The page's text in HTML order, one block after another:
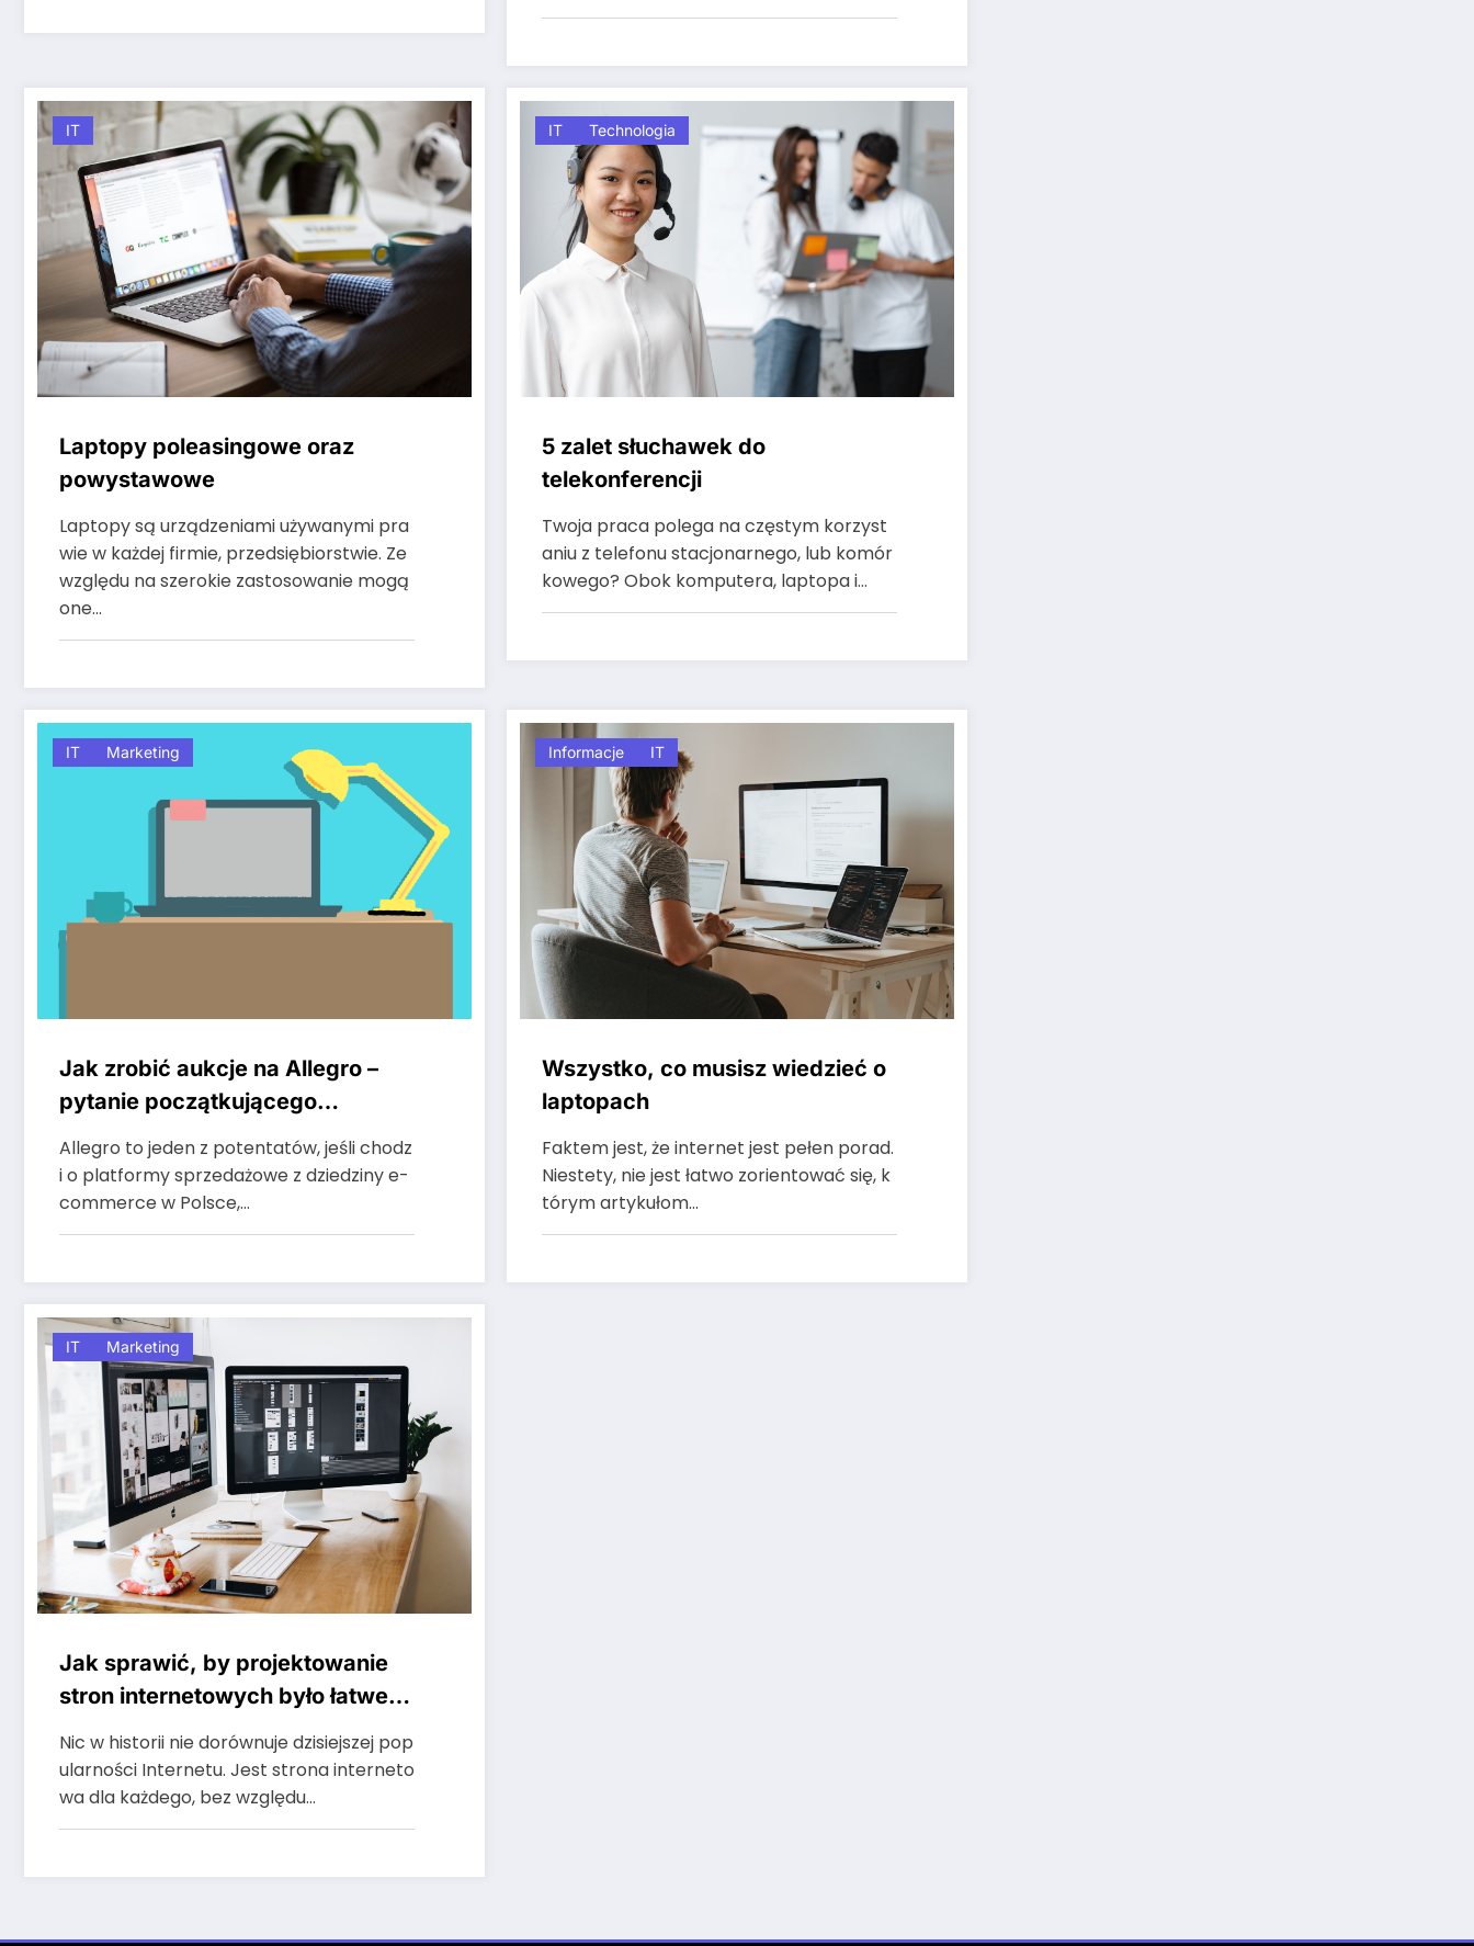
IT
Laptopy poleasingowe oraz
powystawowe
Laptopy są urządzeniami używanymi pra
wie w każdej firmie, przedsiębiorstwie. Ze
względu na szerokie zastosowanie mogą
one…
IT Technologia
5 zalet słuchawek do
telekonferencji
Twoja praca polega na częstym korzyst
aniu z telefonu stacjonarnego, lub komór
kowego? Obok komputera, laptopa i…
IT Marketing
Jak zrobić aukcje na Allegro –
pytanie początkującego
Allegro to jeden z potentatów, jeśli chodz
i o platformy sprzedażowe z dziedziny e-
commerce w Polsce,…
Informacje IT
Wszystko, co musisz wiedzieć o
laptopach
Faktem jest, że internet jest pełen porad.
Niestety, nie jest łatwo zorientować się, k
tórym artykułom…
IT Marketing
Jak sprawić, by projektowanie
stron internetowych było łatwe
Nic w historii nie dorównuje dzisiejszej pop
ularności Internetu. Jest strona interneto
wa dla każdego, bez względu…